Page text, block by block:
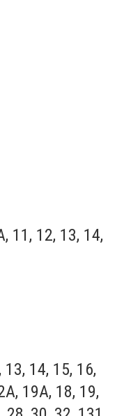
11, 12, 13, 14,
13, 14, 15, 16,
19А, 18, 19,